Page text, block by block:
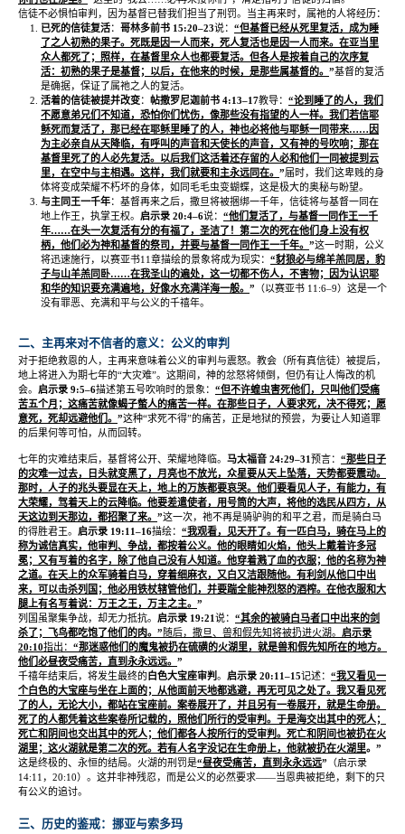
信徒不必惧怕审判，因为基督已替我们担当了刑罚。当主再来时，属祂的人将经历：
已死的信徒复活： 哥林多前书 15:20–23说： “但基督已经从死里复活，成为睡
了之人初熟的果子。死既是因一人而来，死人复活也是因一人而来。在亚当里
众人都死了；照样，在基督里众人也都要复活。但各人是按着自己的次序复
活：初熟的果子是基督；以后，在他来的时候，是那些属基督的。 ”基督的复活
是确据，保证了属祂之人的复活。
活着的信徒被提并改变： 帖撒罗尼迦前书 4:13–17教导： “论到睡了的人，我们
不愿意弟兄们不知道，恐怕你们忧伤，像那些没有指望的人一样。我们若信耶
稣死而复活了，那已经在耶稣里睡了的人，神也必将他与耶稣一同带来…… 因
为主必亲自从天降临，有呼叫的声音和天使长的声音，又有神的号吹响；那在
基督里死了的人必先复活。以后我们这活着还存留的人必和他们一同被提到云
里，在空中与主相遇。这样，我们就要和主永远同在。 ”届时，我们这卑贱的身
体将变成荣耀不朽坏的身体，如同毛毛虫变蝴蝶，这是极大的奥秘与盼望。
与主同王一千年：基督再来之后，撒旦将被捆绑一千年，信徒将与基督一同在
地上作王，执掌王权。 启示录 20:4–6说： “他们复活了，与基督一同作王一千
年……在头一次复活有分的有福了，圣洁了！第二次的死在他们身上没有权
柄，他们必为神和基督的祭司，并要与基督一同作王一千年。 ”这一时期，公义
将迅速施行，以赛亚书11章描绘的景象将成为现实： “豺狼必与绵羊羔同居，豹
子与山羊羔同卧……在我圣山的遍处，这一切都不伤人，不害物；因为认识耶
和华的知识要充满遍地，好像水充满洋海一般。 ” （以赛亚书 11:6–9）这是一个
没有罪恶、充满和平与公义的千禧年。
二、主再来对不信者的意义：公义的审判
对于拒绝救恩的人，主再来意味着公义的审判与震怒。教会（所有真信徒）被提后，
地上将进入为期七年的“大灾难”。这期间，神的忿怒将倾倒，但仍有让人悔改的机
会。 启示录 9:5–6描述第五号吹响时的景象： “但不许蝗虫害死他们，只叫他们受痛
苦五个月；这痛苦就像蝎子螫人的痛苦一样。在那些日子，人要求死，决不得死；愿
意死，死却远避他们。 ”这种“求死不得”的痛苦，正是地狱的预尝，为要让人知道罪
的后果何等可怕，从而回转。
七年的灾难结束后，基督将公开、荣耀地降临。 马太福音 24:29–31预言： “那些日子
的灾难一过去，日头就变黑了，月亮也不放光，众星要从天上坠落，天势都要震动。
那时，人子的兆头要显在天上，地上的万族都要哀哭。他们要看见人子，有能力，有
大荣耀，驾着天上的云降临。他要差遣使者，用号筒的大声，将他的选民从四方，从
天这边到天那边，都招聚了来。 ”这一次，祂不再是骑驴驹的和平之君，而是骑白马
的得胜君王。 启示录 19:11–16描绘： “我观看，见天开了。有一匹白马，骑在马上的
称为诚信真实，他审判、争战，都按着公义。他的眼睛如火焰，他头上戴着许多冠
冕；又有写着的名字，除了他自己没有人知道。他穿着溅了血的衣服；他的名称为神
之道。在天上的众军骑着白马，穿着细麻衣，又白又洁跟随他。有利剑从他口中出
来，可以击杀列国；他必用铁杖辖管他们，并要踹全能神烈怒的酒榨。在他衣服和大
腿上有名写着说：万王之王，万主之主。 ”
列国虽聚集争战，却无力抵抗。 启示录 19:21说： “其余的被骑白马者口中出来的剑
杀了；飞鸟都吃饱了他们的肉。 ” 随后，撒旦、兽和假先知将被扔进火湖。 启示录
20:10指出： “那迷惑他们的魔鬼被扔在硫磺的火湖里，就是兽和假先知所在的地方。
他们必昼夜受痛苦，直到永永远远。 ”
千禧年结束后，将发生最终的白色大宝座审判。 启示录 20:11–15记述： “我又看见一
个白色的大宝座与坐在上面的；从他面前天地都逃避，再无可见之处了。我又看见死
了的人，无论大小，都站在宝座前。案卷展开了，并且另有一卷展开，就是生命册。
死了的人都凭着这些案卷所记载的，照他们所行的受审判。于是海交出其中的死人；
死亡和阴间也交出其中的死人；他们都各人按所行的受审判。死亡和阴间也被扔在火
湖里；这火湖就是第二次的死。若有人名字没记在生命册上，他就被扔在火湖里。 ”
这是终极的、永恒的结局。火湖的刑罚是“昼夜受痛苦，直到永永远远” （启示录
14:11 ， 20:10）。这并非神残忍，而是公义的必然要求——当恩典被拒绝，剩下的只
有公义的追讨。
三、历史的鉴戒：挪亚与索多玛